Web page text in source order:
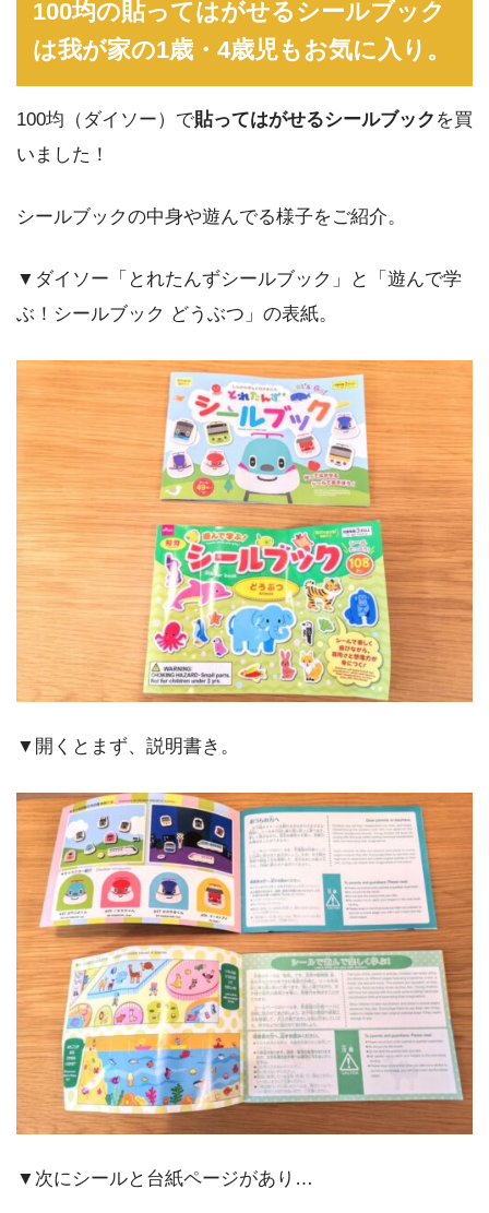
100均の貼ってはがせるシールブック
は我が家の1歳・4歳児もお気に入り。
100均（ダイソー）で貼ってはがせるシールブック を買
いました！
シールブックの中身や遊んでる様子をご紹介。
▼ダイソー「とれたんずシールブック」と「遊んで学
ぶ！シールブック どうぶつ」の表紙。
▼開くとまず、説明書き。
▼次にシールと台紙ページがあり…